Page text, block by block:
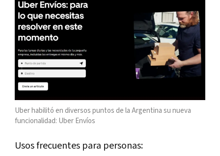
Uber habilitó en diversos puntos de la Argentina su nueva
funcionalidad: Uber Envíos
Usos frecuentes para personas: